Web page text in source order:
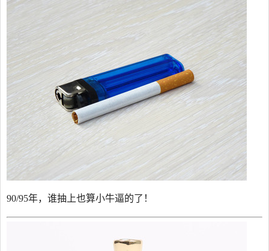
90/95年，谁抽上也算小牛逼的了！